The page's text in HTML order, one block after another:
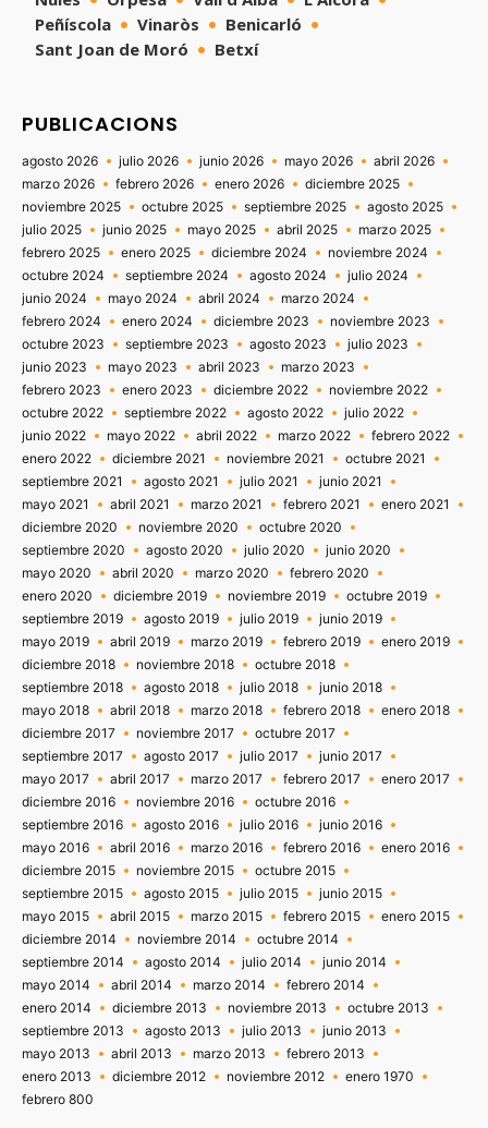
Peñíscola
Vinaròs
Benicarló
Sant Joan de Moró
Betxí
PUBLICACIONS
agosto 2026 julio 2026 junio 2026 mayo 2026
abril 2026
marzo 2026
febrero 2026 enero 2026
diciembre 2025
noviembre 2025
octubre 2025 septiembre 2025
agosto 2025
julio 2025
junio 2025 mayo 2025 abril 2025
marzo 2025
febrero 2025
enero 2025 diciembre 2024
noviembre 2024
octubre 2024
septiembre 2024 agosto 2024
julio 2024
junio 2024
mayo 2024 abril 2024
marzo 2024
febrero 2024
enero 2024 diciembre 2023
noviembre 2023
octubre 2023
septiembre 2023 agosto 2023
julio 2023
junio 2023
mayo 2023 abril 2023
marzo 2023
febrero 2023
enero 2023 diciembre 2022
noviembre 2022
octubre 2022
septiembre 2022 agosto 2022
julio 2022
junio 2022
mayo 2022 abril 2022 marzo 2022
febrero 2022
enero 2022
diciembre 2021 noviembre 2021
octubre 2021
septiembre 2021
agosto 2021 julio 2021
junio 2021
mayo 2021
abril 2021 marzo 2021 febrero 2021
enero 2021
diciembre 2020
noviembre 2020
octubre 2020
septiembre 2020
agosto 2020 julio 2020
junio 2020
mayo 2020
abril 2020 marzo 2020
febrero 2020
enero 2020
diciembre 2019 noviembre 2019
octubre 2019
septiembre 2019
agosto 2019 julio 2019
junio 2019
mayo 2019
abril 2019 marzo 2019 febrero 2019
enero 2019
diciembre 2018
noviembre 2018
octubre 2018
septiembre 2018
agosto 2018 julio 2018
junio 2018
mayo 2018
abril 2018 marzo 2018 febrero 2018
enero 2018
diciembre 2017
noviembre 2017
octubre 2017
septiembre 2017
agosto 2017 julio 2017
junio 2017
mayo 2017
abril 2017 marzo 2017 febrero 2017
enero 2017
diciembre 2016
noviembre 2016
octubre 2016
septiembre 2016
agosto 2016 julio 2016
junio 2016
mayo 2016
abril 2016 marzo 2016 febrero 2016
enero 2016
diciembre 2015
noviembre 2015
octubre 2015
septiembre 2015
agosto 2015 julio 2015
junio 2015
mayo 2015
abril 2015 marzo 2015 febrero 2015
enero 2015
diciembre 2014
noviembre 2014
octubre 2014
septiembre 2014
agosto 2014 julio 2014
junio 2014
mayo 2014
abril 2014 marzo 2014
febrero 2014
enero 2014
diciembre 2013 noviembre 2013
octubre 2013
septiembre 2013
agosto 2013 julio 2013
junio 2013
mayo 2013
abril 2013 marzo 2013
febrero 2013
enero 2013
diciembre 2012 noviembre 2012
enero 1970
febrero 800